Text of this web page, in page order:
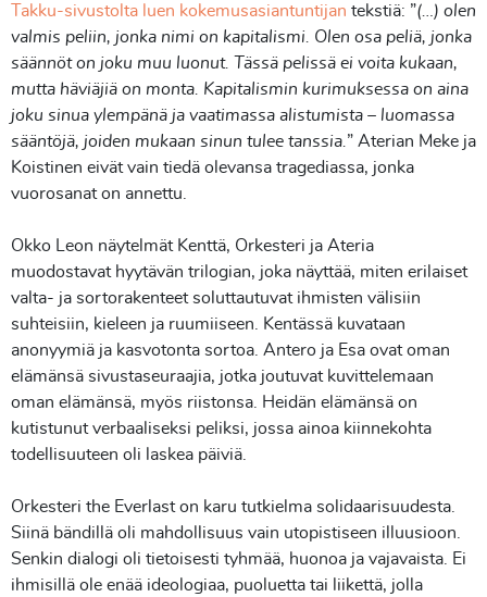
Takku-sivustolta luen kokemusasiantuntijan tekstiä: ”(…) olen
valmis peliin, jonka nimi on kapitalismi. Olen osa peliä, jonka
säännöt on joku muu luonut. Tässä pelissä ei voita kukaan,
mutta häviäjiä on monta. Kapitalismin kurimuksessa on aina
joku sinua ylempänä ja vaatimassa alistumista – luomassa
sääntöjä, joiden mukaan sinun tulee tanssia. ” Aterian Meke ja
Koistinen eivät vain tiedä olevansa tragediassa, jonka
vuorosanat on annettu.
Okko Leon näytelmät Kenttä, Orkesteri ja Ateria
muodostavat hyytävän trilogian, joka näyttää, miten erilaiset
valta- ja sortorakenteet soluttautuvat ihmisten välisiin
suhteisiin, kieleen ja ruumiiseen. Kentässä kuvataan
anonyymiä ja kasvotonta sortoa. Antero ja Esa ovat oman
elämänsä sivustaseuraajia, jotka joutuvat kuvittelemaan
oman elämänsä, myös riistonsa. Heidän elämänsä on
kutistunut verbaaliseksi peliksi, jossa ainoa kiinnekohta
todellisuuteen oli laskea päiviä.
Orkesteri the Everlast on karu tutkielma solidaarisuudesta.
Siinä bändillä oli mahdollisuus vain utopistiseen illuusioon.
Senkin dialogi oli tietoisesti tyhmää, huonoa ja vajavaista. Ei
ihmisillä ole enää ideologiaa, puoluetta tai liikettä, jolla